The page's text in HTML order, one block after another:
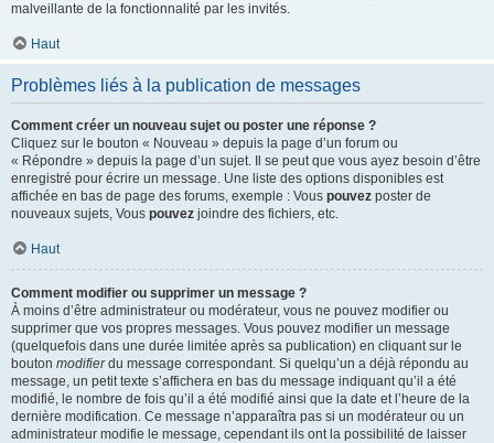
malveillante de la fonctionnalité par les invités.
Haut
Problèmes liés à la publication de messages
Comment créer un nouveau sujet ou poster une réponse ?
Cliquez sur le bouton « Nouveau » depuis la page d’un forum ou
« Répondre » depuis la page d’un sujet. Il se peut que vous ayez besoin d’être
enregistré pour écrire un message. Une liste des options disponibles est
affichée en bas de page des forums, exemple : Vous pouvez poster de
nouveaux sujets, Vous pouvez joindre des fichiers, etc.
Haut
Comment modifier ou supprimer un message ?
À moins d’être administrateur ou modérateur, vous ne pouvez modifier ou
supprimer que vos propres messages. Vous pouvez modifier un message
(quelquefois dans une durée limitée après sa publication) en cliquant sur le
bouton modifierdu message correspondant. Si quelqu’un a déjà répondu au
message, un petit texte s’affichera en bas du message indiquant qu’il a été
modifié, le nombre de fois qu’il a été modifié ainsi que la date et l’heure de la
dernière modification. Ce message n’apparaîtra pas si un modérateur ou un
administrateur modifie le message, cependant ils ont la possibilité de laisser